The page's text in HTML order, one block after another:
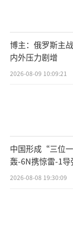
博主：俄罗斯主
内外压力剧增
2026-08-09 10:09:21
中国形成“三位
轰-6N携惊雷-1导
2026-08-08 19:30:09